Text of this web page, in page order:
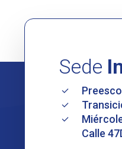
Sede
Calle